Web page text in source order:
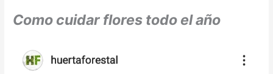
Como cuidar flores todo el año